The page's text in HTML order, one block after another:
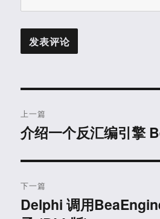
章
航
上一篇
上
文
章：
介绍一个反汇编引擎
下一篇
下
Delphi 调用